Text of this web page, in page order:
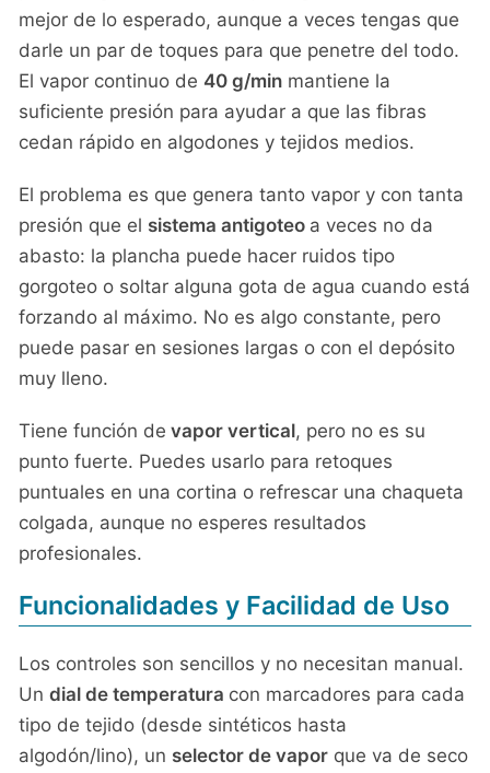
mejor de lo esperado, aunque a veces tengas que
darle un par de toques para que penetre del todo.
El vapor continuo de 40 g/min mantiene la
suficiente presión para ayudar a que las fibras
cedan rápido en algodones y tejidos medios.
El problema es que genera tanto vapor y con tanta
presión que el sistema antigoteo a veces no da
abasto: la plancha puede hacer ruidos tipo
gorgoteo o soltar alguna gota de agua cuando está
forzando al máximo. No es algo constante, pero
puede pasar en sesiones largas o con el depósito
muy lleno.
Tiene función de vapor vertical, pero no es su
punto fuerte. Puedes usarlo para retoques
puntuales en una cortina o refrescar una chaqueta
colgada, aunque no esperes resultados
profesionales.
Funcionalidades y Facilidad de Uso
Los controles son sencillos y no necesitan manual.
Un dial de temperatura con marcadores para cada
tipo de tejido (desde sintéticos hasta
algodón/lino), un selector de vapor que va de seco